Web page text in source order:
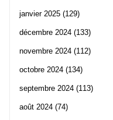
janvier 2025 (129)
décembre 2024 (133)
novembre 2024 (112)
octobre 2024 (134)
septembre 2024 (113)
août 2024 (74)